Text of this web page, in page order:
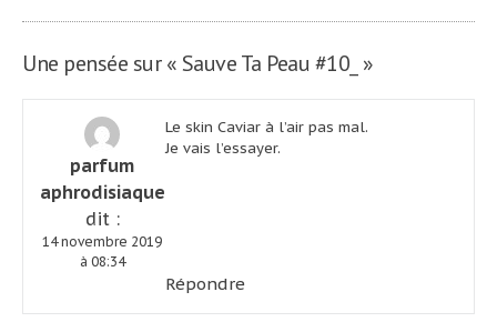
l’article
Une pensée sur « Sauve Ta Peau #10_ »
parfum
aphrodisiaque
dit :
14 novembre 2019
à 08:34
Le skin Caviar à l’air pas mal.
Je vais l’essayer.
Répondre